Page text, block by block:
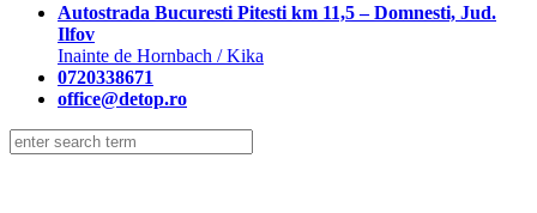
Autostrada Bucuresti Pitesti km 11,5 – Domnesti, Jud.
Ilfov
Inainte de Hornbach / Kika
0720338671
office@detop.ro